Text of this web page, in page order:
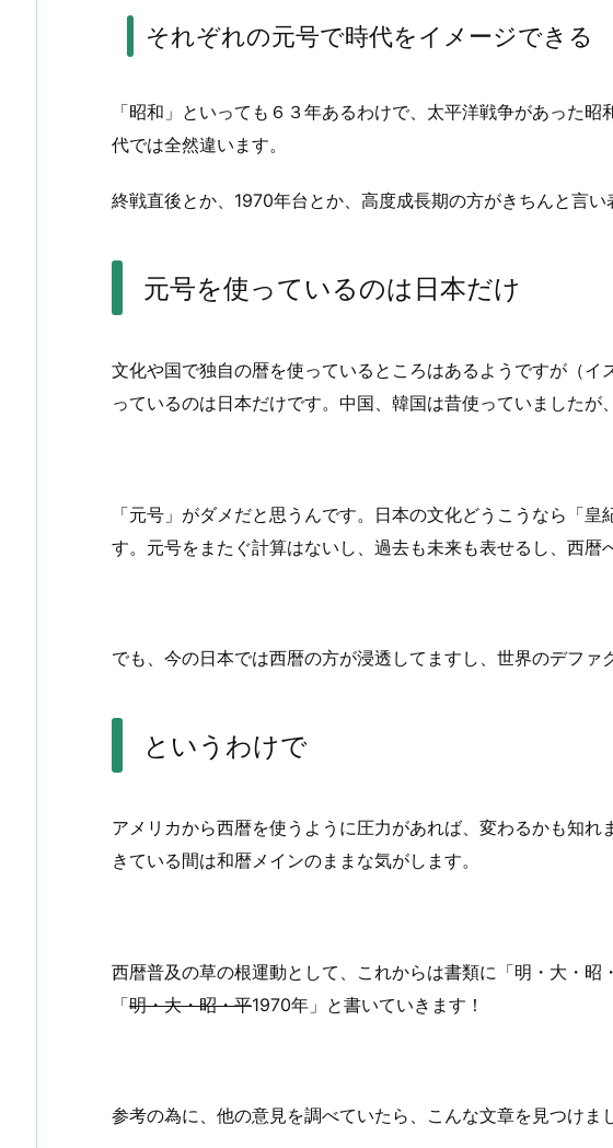
それぞれの元号で時代をイメージできる
「昭和」といっても６３年あるわけで、太平洋戦争があった
代では全然違います。
終戦直後とか、1970年台とか、高度成長期の方がきちんと言い
元号を使っているのは日本だけ
文化や国で独自の暦を使っているところはあるようですが（イ
っているのは日本だけです。中国、韓国は昔使っていましたが
「元号」がダメだと思うんです。日本の文化どうこうなら「
す。元号をまたぐ計算はないし、過去も未来も表せるし、西暦
でも、今の日本では西暦の方が浸透してますし、世界のデファ
というわけで
アメリカから西暦を使うように圧力があれば、変わるかも知れ
きている間は和暦メインのままな気がします。
西暦普及の草の根運動として、これからは書類に「明・大・
「明・大・昭・平1970年」と書いていきます！
参考の為に、他の意見を調べていたら、こんな文章を見つけま